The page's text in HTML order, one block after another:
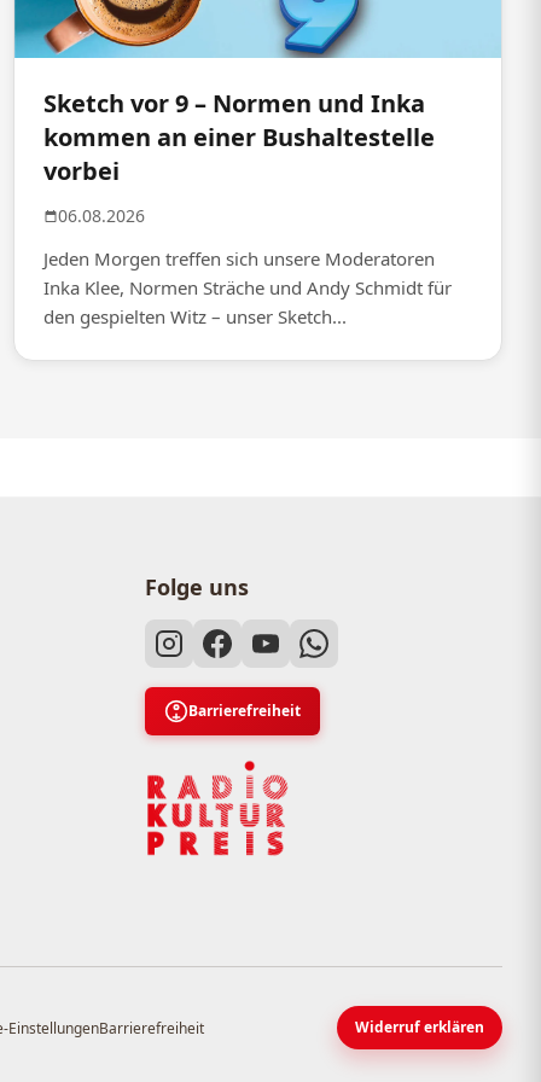
Sketch vor 9 – Normen und Inka
kommen an einer Bushaltestelle
vorbei
06.08.2026
Jeden Morgen treffen sich unsere Moderatoren
Inka Klee, Normen Sträche und Andy Schmidt für
den gespielten Witz – unser Sketch...
Folge uns
Barrierefreiheit
EinstellungenBarrierefreiheit Widerruf erklären